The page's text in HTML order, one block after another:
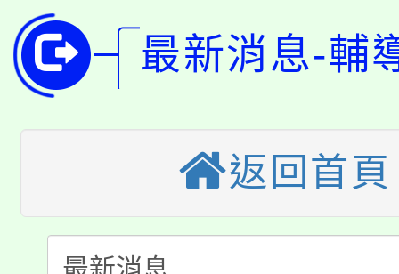
開!
115年桃園市運動會8/
田徑場及游泳池舉行。
桃園市低收入戶享有免
半價優惠，詳情可洽有
者。
份教師增能研習
大溪自造教育及科技
份教師研習
會
115年食農教育專業人
最新消息-輔
返回首頁